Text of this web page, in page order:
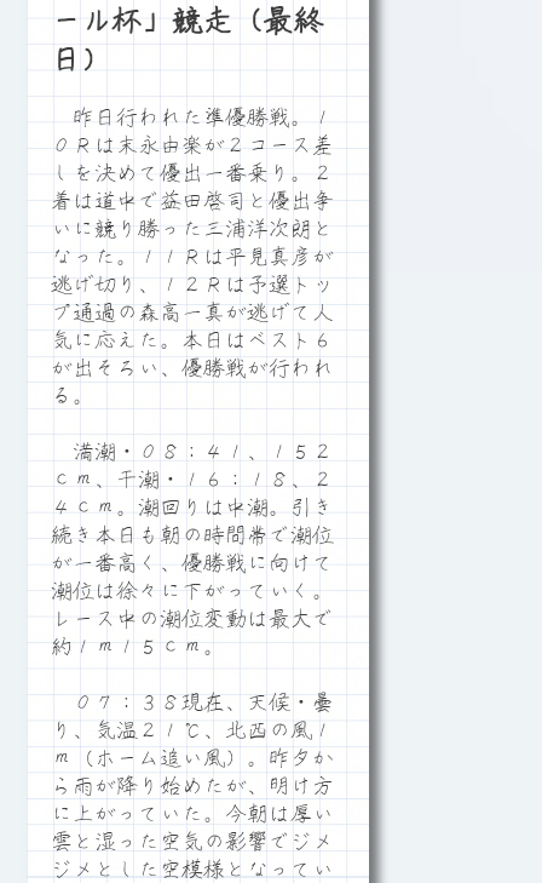
ール杯」競走（最終
日）
昨日行われた準優勝戦。１
０Ｒは末永由楽が２コース差
しを決めて優出一番乗り。２
着は道中で益田啓司と優出争
いに競り勝った三浦洋次朗と
なった。１１Ｒは平見真彦が
逃げ切り、１２Ｒは予選トッ
プ通過の森高一真が逃げて人
気に応えた。本日はベスト６
が出そろい、優勝戦が行われ
る。
満潮・０８：４１、１５２
ｃｍ、干潮・１６：１８、２
４ｃｍ。潮回りは中潮。引き
続き本日も朝の時間帯で潮位
が一番高く、優勝戦に向けて
潮位は徐々に下がっていく。
レース中の潮位変動は最大で
約１ｍ１５ｃｍ。
０７：３８現在、天候・曇
り、気温２１℃、北西の風１
ｍ（ホーム追い風）。昨夕か
ら雨が降り始めたが、明け方
に上がっていた。今朝は厚い
雲と湿った空気の影響でジメ
ジメとした空模様となってい